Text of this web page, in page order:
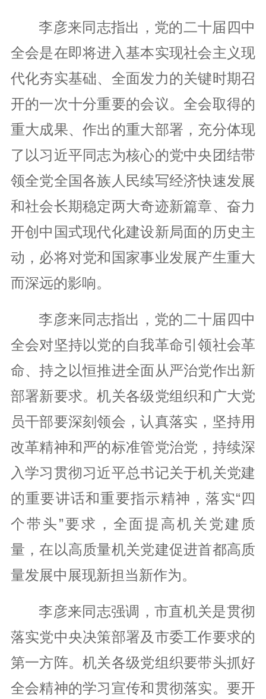
李彦来同志指出，党的二十届四中
全会是在即将进入基本实现社会主义现
代化夯实基础、全面发力的关键时期召
开的一次十分重要的会议。全会取得的
重大成果、作出的重大部署，充分体现
了以习近平同志为核心的党中央团结带
领全党全国各族人民续写经济快速发展
和社会长期稳定两大奇迹新篇章、奋力
开创中国式现代化建设新局面的历史主
动，必将对党和国家事业发展产生重大
而深远的影响。
李彦来同志指出，党的二十届四中
全会对坚持以党的自我革命引领社会革
命、持之以恒推进全面从严治党作出新
部署新要求。机关各级党组织和广大党
员干部要深刻领会，认真落实，坚持用
改革精神和严的标准管党治党，持续深
入学习贯彻习近平总书记关于机关党建
的重要讲话和重要指示精神，落实“四
个带头”要求，全面提高机关党建质
量，在以高质量机关党建促进首都高质
量发展中展现新担当新作为。
李彦来同志强调，市直机关是贯彻
落实党中央决策部署及市委工作要求的
第一方阵。机关各级党组织要带头抓好
全会精神的学习宣传和贯彻落实。要开